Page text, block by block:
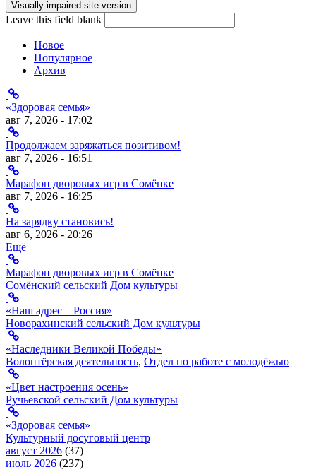
Leave this field blank
Новое
Популярное
Архив
«Здоровая семья»
авг 7, 2026 - 17:02
Продолжаем заряжаться позитивом!
авг 7, 2026 - 16:51
Марафон дворовых игр в Сомёнке
авг 7, 2026 - 16:25
На зарядку становись!
авг 6, 2026 - 20:26
Ещё
Марафон дворовых игр в Сомёнке
Сомёнский сельский Дом культуры
«Наш адрес – Россия»
Новорахинский сельский Дом культуры
«Наследники Великой Победы»
Волонтёрская деятельность, Отдел по работе с молодёжью
«Цвет настроения осень»
Ручьевской сельский Дом культуры
«Здоровая семья»
Культурный досуговый центр
август 2026 (37)
июль 2026 (237)